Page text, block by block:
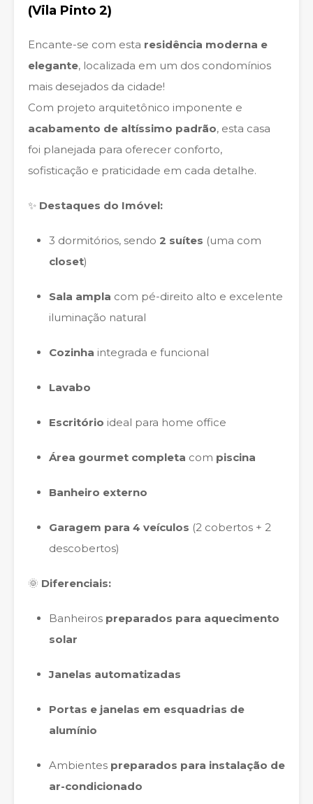
(Vila Pinto 2)
Encante-se com esta residência moderna e
elegante, localizada em um dos condomínios
mais desejados da cidade!
Com projeto arquitetônico imponente e
acabamento de altíssimo padrão, esta casa
foi planejada para oferecer conforto,
sofisticação e praticidade em cada detalhe.
✨ Destaques do Imóvel:
3 dormitórios, sendo 2 suítes (uma com
closet)
Sala ampla com pé-direito alto e excelente
iluminação natural
Cozinha integrada e funcional
Lavabo
Escritório ideal para home office
Área gourmet completa com piscina
Banheiro externo
Garagem para 4 veículos (2 cobertos + 2
descobertos)
🌞 Diferenciais:
Banheiros preparados para aquecimento
solar
Janelas automatizadas
Portas e janelas em esquadrias de
alumínio
Ambientes preparados para instalação de
ar-condicionado